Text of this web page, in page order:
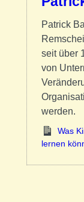
Patrick
seit über
von
werden.
Was
lernen